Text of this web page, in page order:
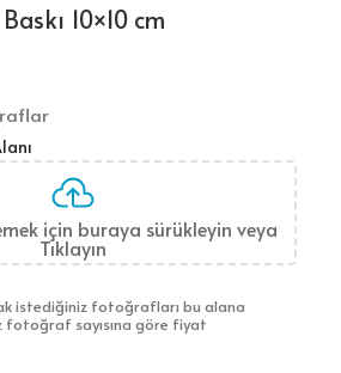
10×10 cm
için buraya sürükleyin veya
Tıklayın
istediğiniz fotoğrafları bu alana
fotoğraf sayısına göre fiyat